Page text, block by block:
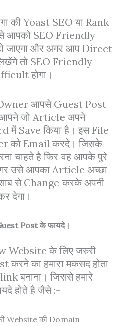
की Yoast SEO या Rank
आपको SEO Friendly
जाएगा और अगर आप Direct
तो SEO Friendly
होगा।
आपसे Guest Post
आपने जो Article अपने
में Save किया है। इस File
को Email करदे। जिसके
चाहते है फिर वह आपके पुरे
उसे आपका Article अच्छा
से Change करके अपनी
देगा।
Post के फायदे।
Website के लिए जरुरी
करने का हमारा मकसद होता
बनाना। जिससे हमारे
होते है जैसे :-
Website की Domain